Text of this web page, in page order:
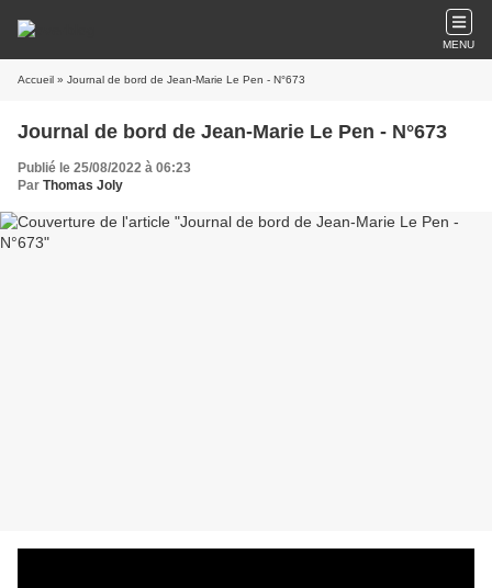
MENU
Accueil » Journal de bord de Jean-Marie Le Pen - N°673
Journal de bord de Jean-Marie Le Pen - N°673
Publié le 25/08/2022 à 06:23
Par Thomas Joly